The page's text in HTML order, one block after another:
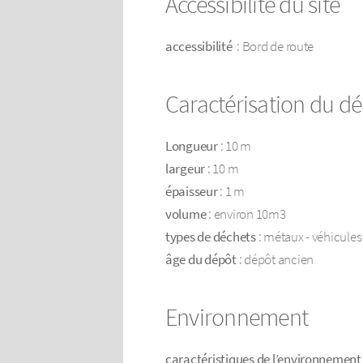
accessibilité : Bord de route
Caractérisation du
Longueur: 10 m
largeur: 10 m
épaisseur: 1 m
volume: environ 10m3
types de déchets: métaux - véhicules
âge du dépôt: dépôt ancien
Environnement
caractéristiques de l’environnement